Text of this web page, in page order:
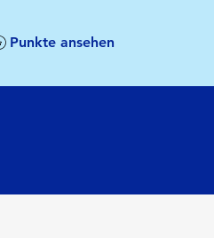
Punkte ansehen